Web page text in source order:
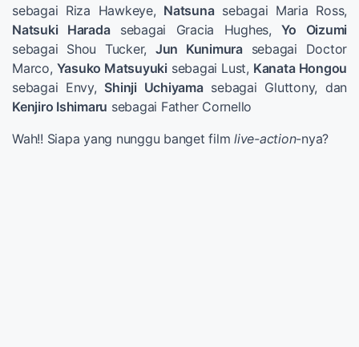
sebagai Riza Hawkeye, Natsunasebagai Maria Ross,
Natsuki Haradasebagai Gracia Hughes,Yo Oizumi
sebagai Shou Tucker, Jun Kunimurasebagai Doctor
Marco, Yasuko Matsuyuki sebagai Lust, Kanata Hongou
sebagai Envy, Shinji Uchiyamasebagai Gluttony, dan
Kenjiro Ishimaru sebagai Father Cornello
Wah!! Siapa yang nunggu banget film live-action-nya?